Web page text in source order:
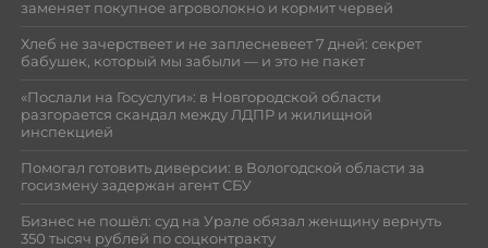
заменяет покупное агроволокно и кормит червей
Хлеб не зачерствеет и не заплесневеет 7 дней: секрет
бабушек, который мы забыли — и это не пакет
«Послали на Госуслуги»: в Новгородской области
разгорается скандал между ЛДПР и жилищной
инспекцией
Помогал готовить диверсии: в Вологодской области за
госизмену задержан агент СБУ
Бизнес не пошёл: суд на Урале обязал женщину вернуть
350 тысяч рублей по соцконтракту